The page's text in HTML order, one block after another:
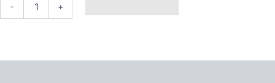
-
ROSEX
5
+